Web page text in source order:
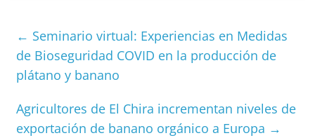
← Seminario virtual: Experiencias en Medidas
de Bioseguridad COVID en la producción de
plátano y banano
Agricultores de El Chira incrementan niveles de
exportación de banano orgánico a Europa →